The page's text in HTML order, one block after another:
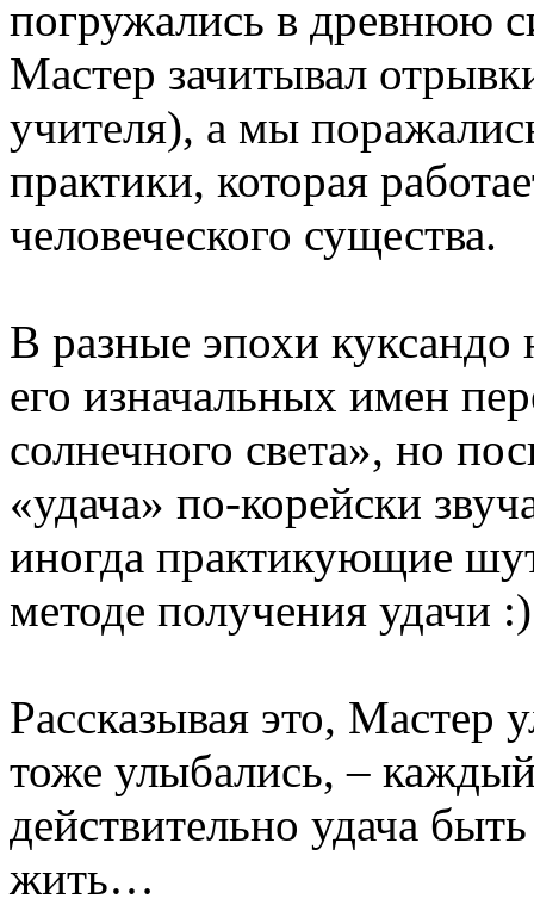
погружались в древнюю
Мастер зачитывал
учителя), а мы
практики, которая
человеческого существа.
В разные эпохи куксандо
его изначальных имен
солнечного света», но
«удача» по-корейски
иногда практикующие
методе получения удачи :)
Рассказывая это, Мастер
тоже улыбались, –
действительно удача
жить…